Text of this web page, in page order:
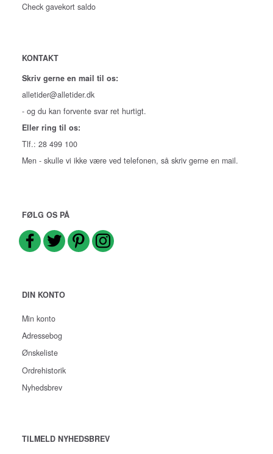
Check gavekort saldo
KONTAKT
Skriv gerne en mail til os:
alletider@alletider.dk
- og du kan forvente svar ret hurtigt.
Eller ring til os:
Tlf.: 28 499 100
Men - skulle vi ikke være ved telefonen, så skriv gerne en mail.
FØLG OS PÅ
DIN KONTO
Min konto
Adressebog
Ønskeliste
Ordrehistorik
Nyhedsbrev
TILMELD NYHEDSBREV